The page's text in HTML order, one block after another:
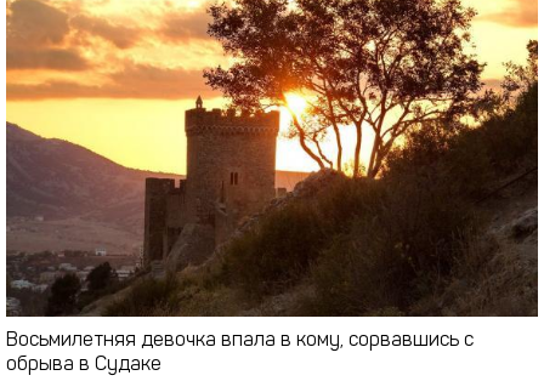
Восьмилетняя девочка впала в кому, сорвавшись с
обрыва в Судаке